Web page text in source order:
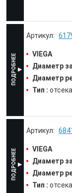
VIEGA
Диаметр
Диаметр
Тип :
VIEGA
Диаметр
Диаметр
Тип :